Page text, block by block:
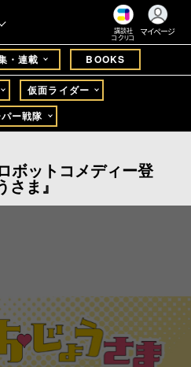
講談社
コクリコ
マイページ
・連載 BOOKS
仮面ライダー
ー戦隊
ボットコメディー登
ま』